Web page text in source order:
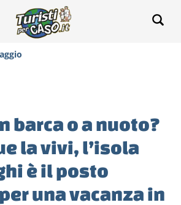
barca o a nuoto?
la vivi, l’isola
è il posto
una vacanza in